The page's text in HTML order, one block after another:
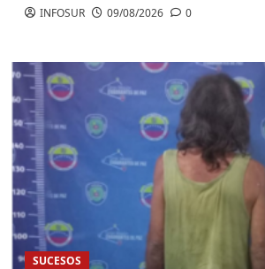
INFOSUR 09/08/2026 0
SUCESOS